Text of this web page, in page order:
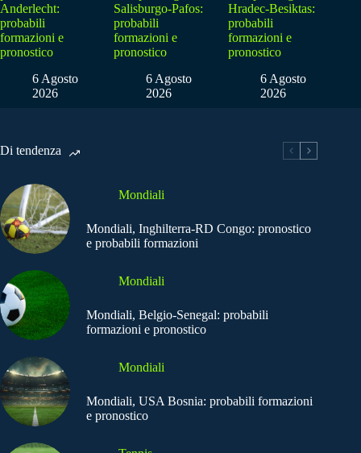
Anderlecht:
probabili
formazioni e
pronostico
6 Agosto
2026
Salisburgo-Pafos:
probabili
formazioni e
pronostico
6 Agosto
2026
Hradec-Besiktas:
probabili
formazioni e
pronostico
6 Agosto
2026
Di tendenza
Mondiali
Mondiali, Inghilterra-RD Congo: pronostico
e probabili formazioni
Mondiali
Mondiali, Belgio-Senegal: probabili
formazioni e pronostico
Mondiali
Mondiali, USA Bosnia: probabili formazioni
e pronostico